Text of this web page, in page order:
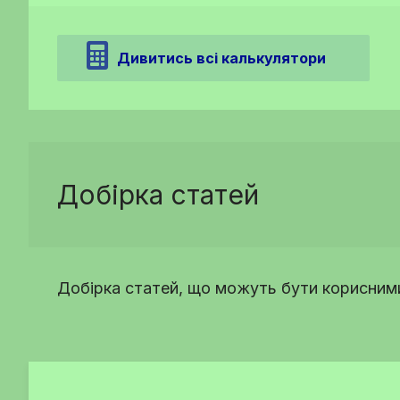
Дивитись всі калькулятори
Добірка статей
Добірка статей, що можуть бути